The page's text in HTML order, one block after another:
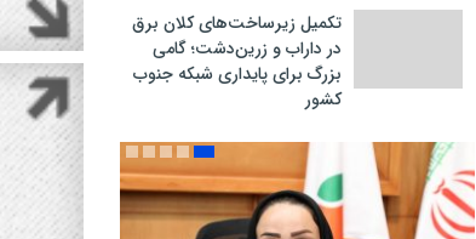
تکمیل زیرساخت‌های کلان برق
در داراب و زرین‌دشت؛ گامی
بزرگ برای پایداری شبکه جنوب
کشور